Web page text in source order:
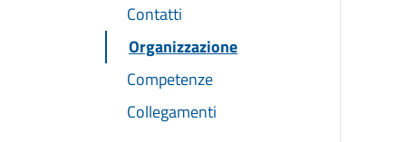
Contatti
Organizzazione
Competenze
Collegamenti